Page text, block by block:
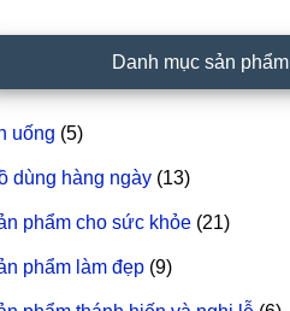
Danh mục sản phẩm
uống (5)
dùng hàng ngày (13)
phẩm cho sức khỏe (21)
phẩm làm đẹp (9)